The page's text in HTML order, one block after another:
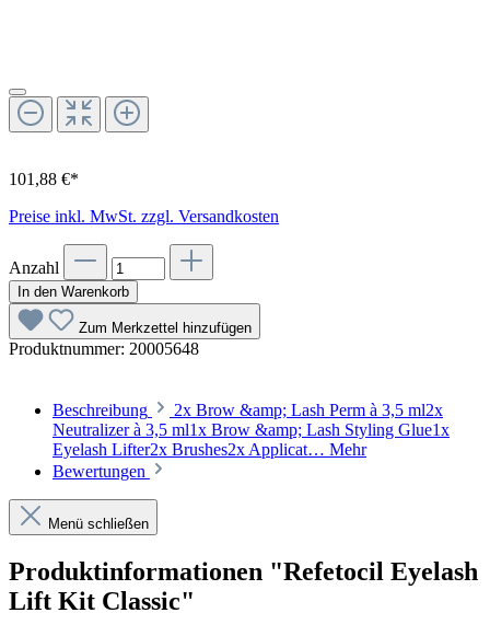
101,88 €*
Preise inkl. MwSt. zzgl. Versandkosten
Anzahl
In den Warenkorb
Zum Merkzettel hinzufügen
Produktnummer: 20005648
Beschreibung
2x Brow &amp; Lash Perm à 3,5 ml2x
Neutralizer à 3,5 ml1x Brow &amp; Lash Styling Glue1x
Eyelash Lifter2x Brushes2x Applicat… Mehr
Bewertungen
Menü schließen
Produktinformationen "Refetocil Eyelash
Lift Kit Classic"